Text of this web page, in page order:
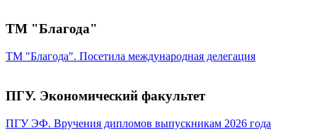
ТМ "Благода"
ТМ "Благода". Посетила международная делегация
ПГУ. Экономический факультет
ПГУ ЭФ. Вручения дипломов выпускникам 2026 года